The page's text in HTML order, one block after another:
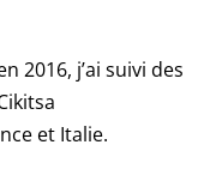
2016, j’ai suivi des
et Italie.